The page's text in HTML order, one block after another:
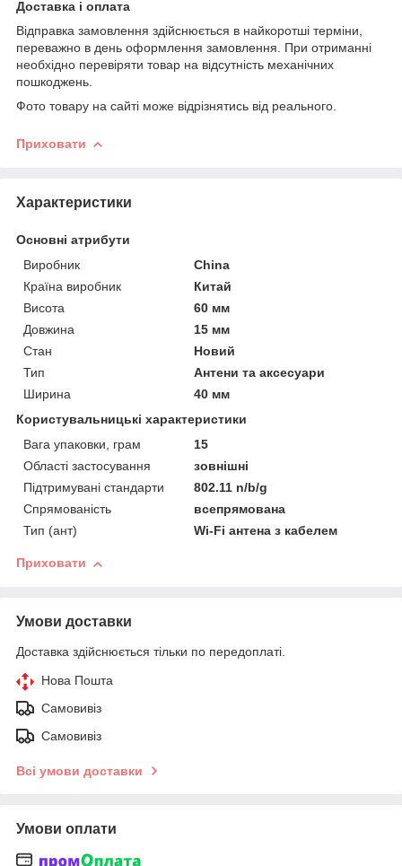
Доставка і оплата
Відправка замовлення здійснюється в найкоротші терміни,
переважно в день оформлення замовлення. При отриманні
необхідно перевіряти товар на відсутність механічних
пошкоджень.
Фото товару на сайті може відрізнятись від реального.
Приховати
Характеристики
Основні атрибути
Виробник
China
Країна виробник
Китай
Висота
60 мм
Довжина
15 мм
Стан
Новий
Тип
Антени та аксесуари
Ширина
40 мм
Користувальницькі характеристики
Вага упаковки, грам
15
Області застосування
зовнішні
Підтримувані стандарти
802.11 n/b/g
Спрямованість
всепрямована
Тип (ант)
Wi-Fi антена з кабелем
Приховати
Умови доставки
Доставка здійснюється тільки по передоплаті.
Нова Пошта
Самовивіз
Самовивіз
Всі умови доставки
Умови оплати